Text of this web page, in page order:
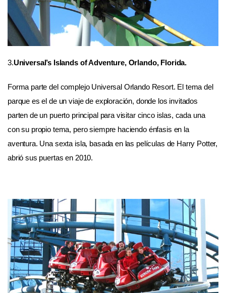
3.Universal’s Islands of Adventure, Orlando, Florida.
Forma parte del complejo Universal Orlando Resort. El tema del
parque es el de un viaje de exploración, donde los invitados
parten de un puerto principal para visitar cinco islas, cada una
con su propio tema, pero siempre haciendo énfasis en la
aventura. Una sexta isla, basada en las películas de Harry Potter,
abrió sus puertas en 2010.